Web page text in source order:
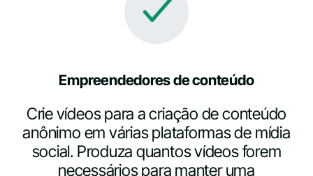
Empreendedores de conteúdo
Crie vídeos para a criação de conteúdo
anônimo em várias plataformas de mídia
social. Produza quantos vídeos forem
necessários para manter uma